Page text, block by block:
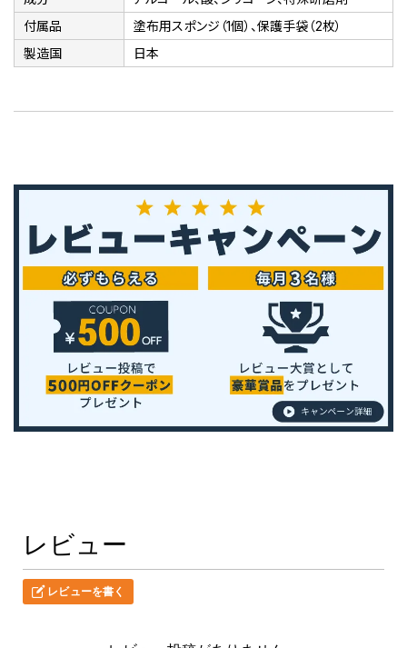
付属品
塗布用スポンジ（1個）、保護手袋（2枚）
製造国
日本
レビュー
レビューを書く